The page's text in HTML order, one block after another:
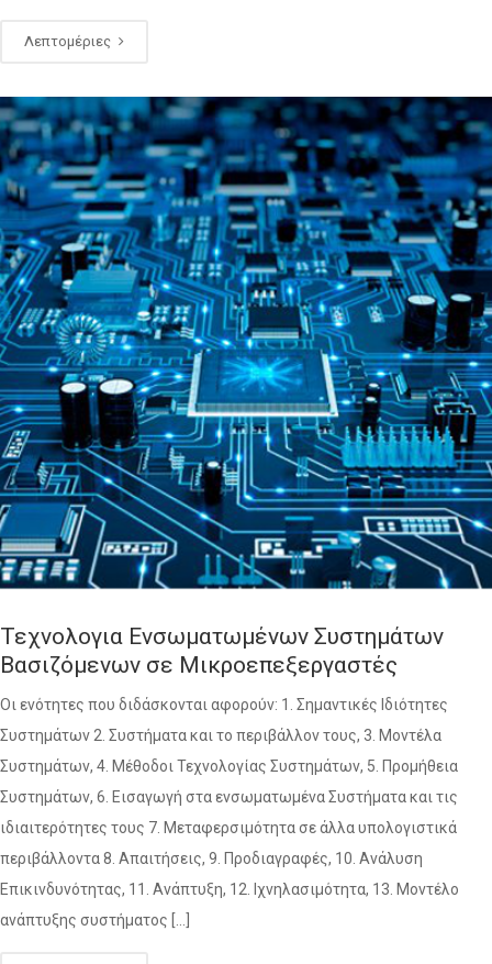
Λεπτομέριες
Τεχνολογια Ενσωματωμένων Συστημάτων
Βασιζόμενων σε Μικροεπεξεργαστές
Οι ενότητες που διδάσκονται αφορούν: 1. Σημαντικές Ιδιότητες
Συστημάτων 2. Συστήματα και το περιβάλλον τους, 3. Μοντέλα
Συστημάτων, 4. Μέθοδοι Τεχνολογίας Συστημάτων, 5. Προμήθεια
Συστημάτων, 6. Εισαγωγή στα ενσωματωμένα Συστήματα και τις
ιδιαιτερότητες τους 7. Μεταφερσιμότητα σε άλλα υπολογιστικά
περιβάλλοντα 8. Απαιτήσεις, 9. Προδιαγραφές, 10. Ανάλυση
Επικινδυνότητας, 11. Ανάπτυξη, 12. Ιχνηλασιμότητα, 13. Μοντέλο
ανάπτυξης συστήματος […]